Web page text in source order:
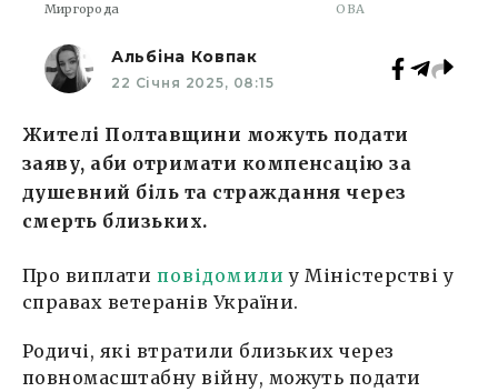
Миргорода
ОВА
Альбіна Ковпак
22 Січня 2025, 08:15
Жителі Полтавщини можуть подати
заяву, аби отримати компенсацію за
душевний біль та страждання через
смерть близьких.
Про виплати повідомили у Міністерстві у
справах ветеранів України.
Родичі, які втратили близьких через
повномасштабну війну, можуть подати